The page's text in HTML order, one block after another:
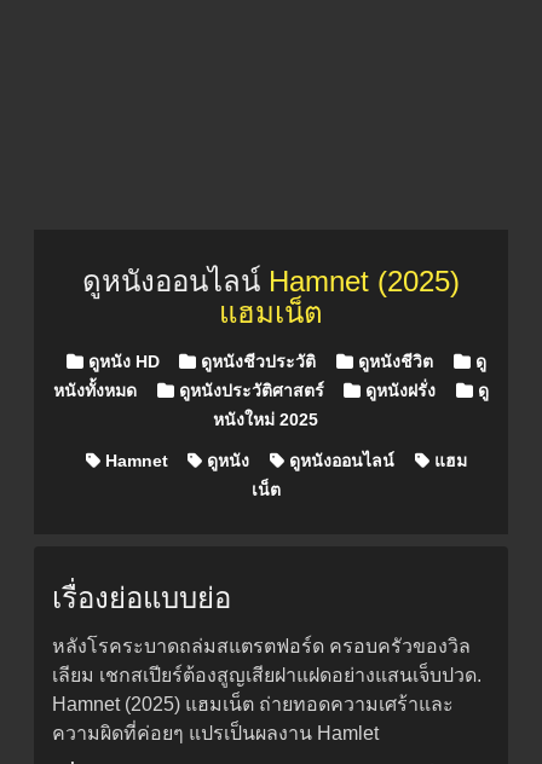
ดูหนังออนไลน์ Hamnet (2025)
แฮมเน็ต
Posted in
ดูหนัง HD ดูหนังชีวประวัติ ดูหนังชีวิต
ดู
หนังทั้งหมด
ดูหนังประวัติศาสตร์ ดูหนังฝรั่ง
ดู
หนังใหม่ 2025
Hamnet ดูหนัง ดูหนังออนไลน์
แฮม
เน็ต
เรื่องย่อแบบย่อ
หลังโรคระบาดถล่มสแตรตฟอร์ด ครอบครัวของวิล
เลียม เชกสเปียร์ต้องสูญเสียฝาแฝดอย่างแสนเจ็บปวด.
Hamnet (2025) แฮมเน็ต ถ่ายทอดความเศร้าและ
ความผิดที่ค่อยๆ แปรเป็นผลงาน Hamlet